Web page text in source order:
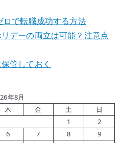
ロで転職成功する方法
デーの両立は可能？注意点
管しておく
年8月
木 金 土
日
1
2
6 7 8
9